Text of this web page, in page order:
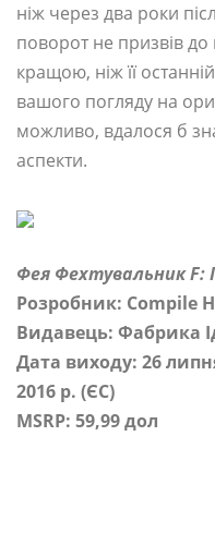
ніж через два роки
поворот не призвів до
кращою, ніж її
вашого погляду на
можливо, вдалося б
аспекти.
Фея Фехтувальник F:
Розробник: Compile
Видавець: Фабрика
Дата виходу: 26
2016 р. (ЄС)
MSRP: 59,99 дол